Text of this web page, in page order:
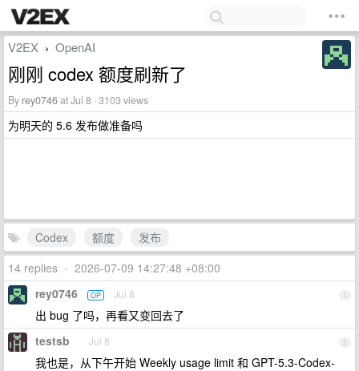
V2EX › OpenAI
刚刚 codex 额度刷新了
By rey0746at Jul 8 · 3103 views
为明天的 5.6 发布做准备吗
Codex 额度
发布
14 replies • 2026-07-09 14:27:48 +08:00
1
rey0746 OP Jul 8
出 bug 了吗，再看又变回去了
2
testsb Jul 8
我也是，从下午开始 Weekly usage limit 和 GPT-5.3-Codex-